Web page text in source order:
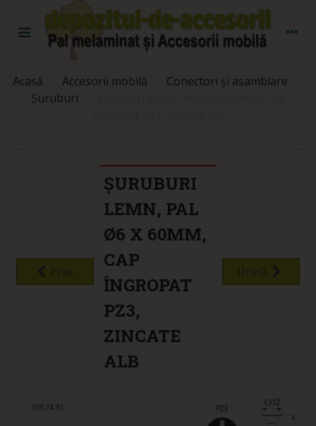
Acasă Accesorii mobilă Conectori și asamblare
Șuruburi
ȘURUBURI
LEMN, PAL
Ø6 X 60MM,
CAP
ÎNGROPAT
PZ3,
ZINCATE
ALB